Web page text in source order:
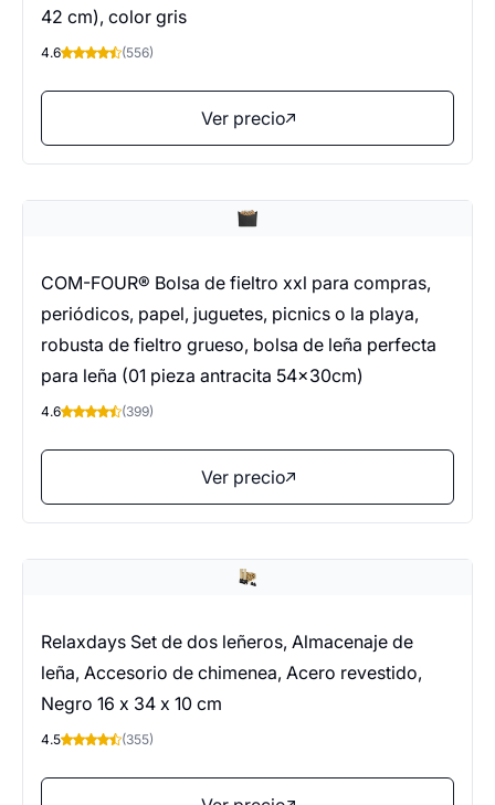
42 cm), color gris
4.6 (556)
Ver precio
COM-FOUR® Bolsa de fieltro xxl para compras,
periódicos, papel, juguetes, picnics o la playa,
robusta de fieltro grueso, bolsa de leña perfecta
para leña (01 pieza antracita 54x30cm)
4.6 (399)
Ver precio
Relaxdays Set de dos leñeros, Almacenaje de
leña, Accesorio de chimenea, Acero revestido,
Negro 16 x 34 x 10 cm
4.5 (355)